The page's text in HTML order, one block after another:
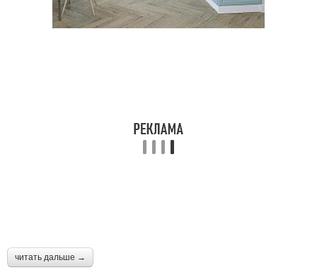
читать дальше →